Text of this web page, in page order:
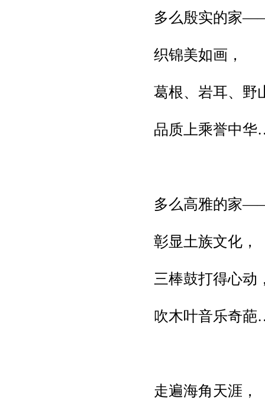
多么殷实的家
织锦美如画，
葛根、岩耳、野
品质上乘誉中
多么高雅的家
彰显土族文化，
三棒鼓打得心动
吹木叶音乐奇
走遍海角天涯，